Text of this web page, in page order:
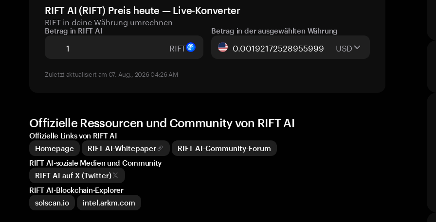
RIFT AI (RIFT) Preis heute — Live-Konverter
RIFT in deine Währung umrechnen
Betrag in RIFT AI
RIFT
Betrag in der ausgewählten Währung
USD
Zuletzt aktualisiert am 07. Aug., 2026 04:26 AM
Offizielle Ressourcen und Community von RIFT AI
Offizielle Links von RIFT AI
Homepage
RIFT AI-Whitepaper
RIFT AI-Community-Forum
RIFT AI-soziale Medien und Community
RIFT AI auf X (Twitter)
RIFT AI-Blockchain-Explorer
solscan.io
intel.arkm.com